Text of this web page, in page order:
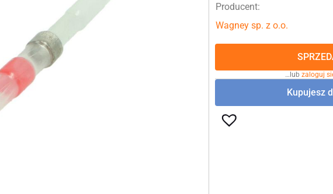
Producent:
Wagney sp. z o.o.
…lub zaloguj
Kupujesz